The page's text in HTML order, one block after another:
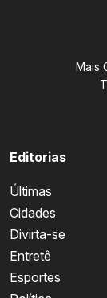
Mais
Editorias
Últimas
Cidades
Divirta-se
Entretê
Esportes